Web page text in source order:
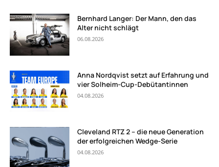
Bernhard Langer: Der Mann, den das
Alter nicht schlägt
06.08.2026
Anna Nordqvist setzt auf Erfahrung und
vier Solheim-Cup-Debütantinnen
04.08.2026
Cleveland RTZ 2 – die neue Generation
der erfolgreichen Wedge-Serie
04.08.2026